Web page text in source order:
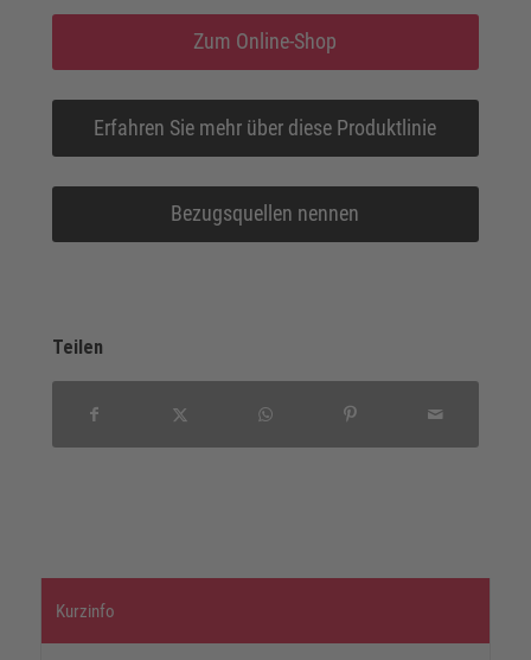
Zum Online-Shop
Erfahren Sie mehr über diese Produktlinie
Bezugsquellen nennen
Teilen
Kurzinfo